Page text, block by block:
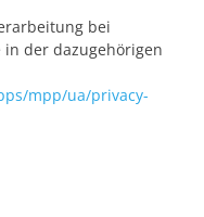
bei
in der dazugehörigen
mpp/ua/privacy-